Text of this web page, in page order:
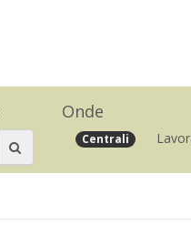
Onde
Centrali